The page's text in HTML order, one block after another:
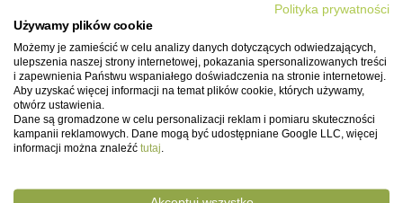
Polityka prywatności
Używamy plików cookie
Możemy je zamieścić w celu analizy danych dotyczących odwiedzających,
ulepszenia naszej strony internetowej, pokazania spersonalizowanych treści
i zapewnienia Państwu wspaniałego doświadczenia na stronie internetowej.
Aby uzyskać więcej informacji na temat plików cookie, których używamy,
otwórz ustawienia.
Dane są gromadzone w celu personalizacji reklam i pomiaru skuteczności
kampanii reklamowych. Dane mogą być udostępniane Google LLC, więcej
informacji można znaleźć tutaj